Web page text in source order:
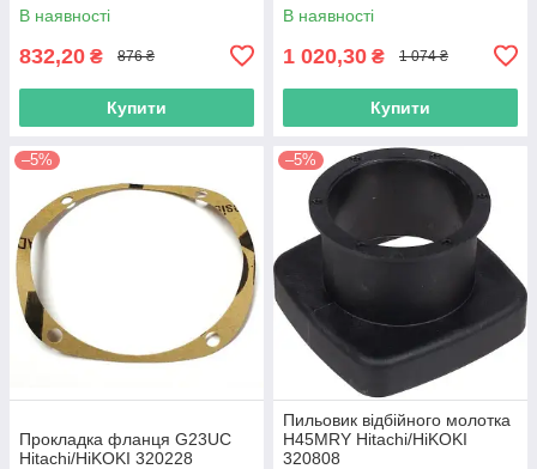
В наявності
832,20 ₴ 876 ₴
Купити
В наявності
1 020,30 ₴ 1 074 ₴
Купити
–5%
Прокладка фланця G23UC
Hitachi/HiKOKI 320228
–5%
Пильовик відбійного молотка
H45MRY Hitachi/HiKOKI
320808